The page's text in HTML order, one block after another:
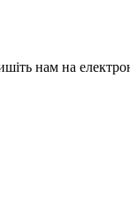
нам на